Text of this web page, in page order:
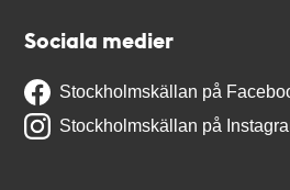
Sociala medier
Stockholmskällan på
Stockholmskällan på